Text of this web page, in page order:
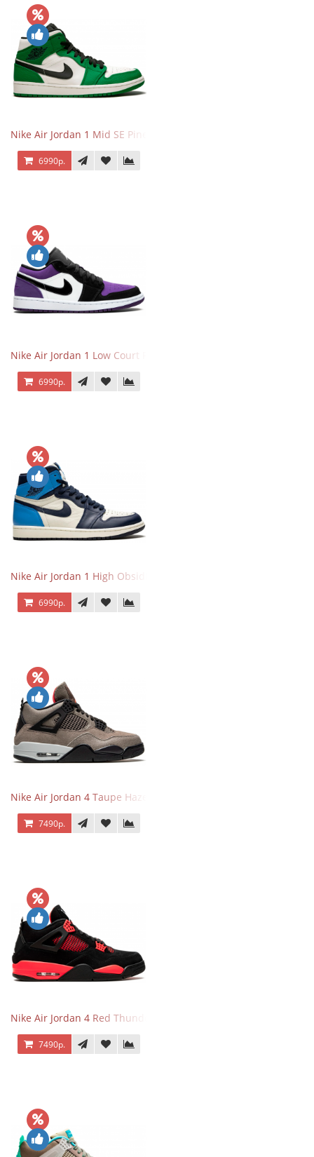
Nike Air Jordan 1 Mid SE Pine Green
6990р.
Nike Air Jordan 1 Low Court Purple
6990р.
Nike Air Jordan 1 High Obsidian University Blue
6990р.
Nike Air Jordan 4 Taupe Haze
7490р.
Nike Air Jordan 4 Red Thunder
7490р.